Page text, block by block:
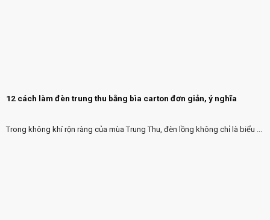
12 cách làm đèn trung thu bằng bìa carton đơn giản, ý nghĩa
Trong không khí rộn ràng của mùa Trung Thu, đèn lồng không chỉ là biểu ...